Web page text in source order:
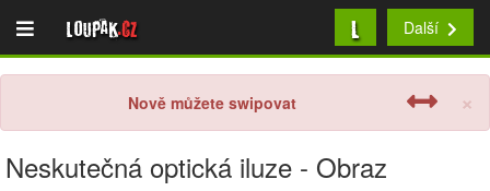
Loupak.cz L Další
×
Nově můžete swipovat
Neskutečná optická iluze - Obraz